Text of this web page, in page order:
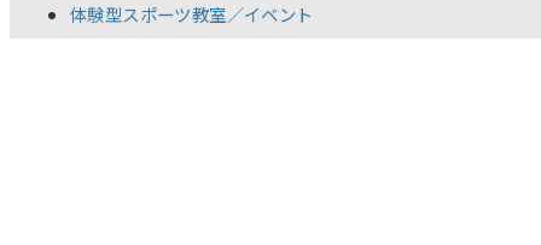
体験型スポーツ教室／イベント